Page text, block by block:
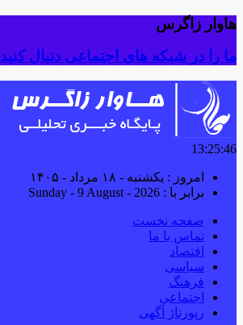
هاوار زاگرس
ما را در شبکه های اجتماعی دنبال کنید
13:25:47
امروز : یکشنبه - ۱۸ مرداد - ۱۴۰۵
برابر با : Sunday - 9 August - 2026
صفحه نخست
تماس با ما
اقتصاد
سیاسی
فرهنگ
اجتماعی
رپورتاژ آگهی